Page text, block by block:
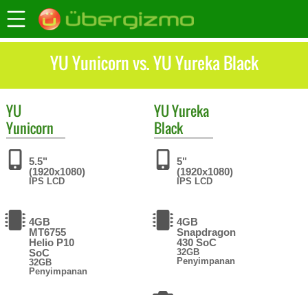
YU Yunicorn vs. YU Yureka Black
YU
Yunicorn
5.5"
(1920x1080)
IPS LCD
4GB
MT6755
Helio P10
SoC
32GB
Penyimpanan
YUYureka
Black
5"
(1920x1080)
IPS LCD
4GB
Snapdragon
430 SoC
32GB
Penyimpanan